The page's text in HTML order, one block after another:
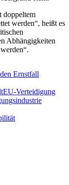
doppeltem
werden“, heißt es
Abhängigkeiten
Ernstfall
EU-Verteidigung